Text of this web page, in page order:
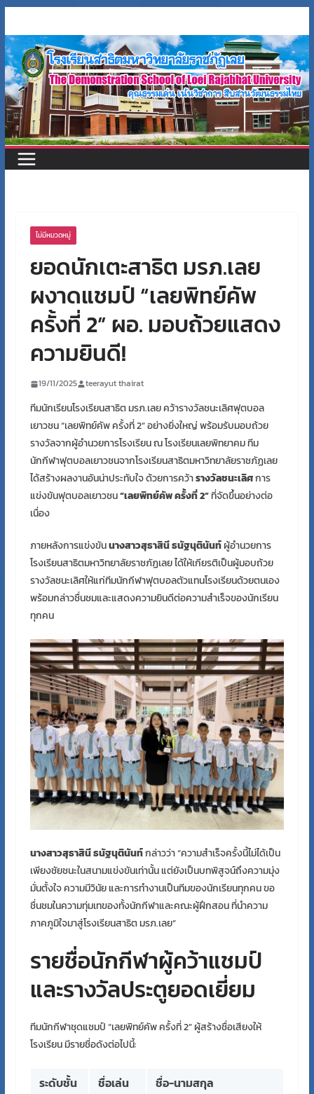
to
content
ไม่มีหมวดหมู่
ยอดนักเตะสาธิต มรภ.เลย
ผงาดแชมป์ “เลยพิทย์คัพ
ครั้งที่ 2” ผอ. มอบถ้วยแสดง
ความยินดี!
19/11/2025 teerayut thairat
ทีมนักเรียนโรงเรียนสาธิต มรภ.เลย คว้ารางวัลชนะเลิศฟุตบอล
เยาวชน “เลยพิทย์คัพ ครั้งที่ 2” อย่างยิ่งใหญ่ พร้อมรับมอบถ้วย
รางวัลจากผู้อำนวยการโรงเรียน ณ โรงเรียนเลยพิทยาคม ทีม
นักกีฬาฟุตบอลเยาวชนจากโรงเรียนสาธิตมหาวิทยาลัยราชภัฏเลย
ได้สร้างผลงานอันน่าประทับใจ ด้วยการคว้ารางวัลชนะเลิศการ
แข่งขันฟุตบอลเยาวชน“เลยพิทย์คัพ ครั้งที่ 2”ที่จัดขึ้นอย่างต่อ
เนื่อง
ภายหลังการแข่งขันนางสาวสุธาสินี ธนัฐนุตินันท์ผู้อำนวยการ
โรงเรียนสาธิตมหาวิทยาลัยราชภัฏเลย ได้ให้เกียรติเป็นผู้มอบถ้วย
รางวัลชนะเลิศให้แก่ทีมนักกีฬาฟุตบอลตัวแทนโรงเรียนด้วยตนเอง
พร้อมกล่าวชื่นชมและแสดงความยินดีต่อความสำเร็จของนักเรียน
ทุกคน
นางสาวสุธาสินี ธนัฐนุตินันท์กล่าวว่า “ความสำเร็จครั้งนี้ไม่ได้เป็น
เพียงชัยชนะในสนามแข่งขันเท่านั้น แต่ยังเป็นบทพิสูจน์ถึงความมุ่ง
มั่นตั้งใจ ความมีวินัย และการทำงานเป็นทีมของนักเรียนทุกคน ขอ
ชื่นชมในความทุ่มเทของทั้งนักกีฬาและคณะผู้ฝึกสอน ที่นำความ
ภาคภูมิใจมาสู่โรงเรียนสาธิต มรภ.เลย”
รายชื่อนักกีฬาผู้คว้าแชมป์
และรางวัลประตูยอดเยี่ยม
ทีมนักกีฬาชุดแชมป์ “เลยพิทย์คัพ ครั้งที่ 2” ผู้สร้างชื่อเสียงให้
โรงเรียน มีรายชื่อดังต่อไปนี้:
ระดับชั้น ชื่อเล่น
ชื่อ-นามสกุล